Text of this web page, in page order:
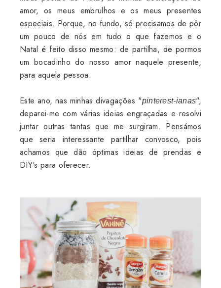
amor, os meus embrulhos e os meus presentes
especiais. Porque, no fundo, só precisamos de pôr
um pouco de nós em tudo o que fazemos e o
Natal é feito disso mesmo: de partilha, de pormos
um bocadinho do nosso amor naquele presente,
para aquela pessoa.
Este ano, nas minhas divagações "pinterest-ianas",
deparei-me com várias ideias engraçadas e resolvi
juntar outras tantas que me surgiram. Pensámos
que seria interessante partilhar convosco, pois
achamos que dão óptimas ideias de prendas e
DIY's para oferecer.